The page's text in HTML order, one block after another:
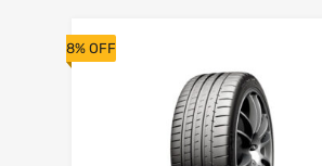
8% OFF